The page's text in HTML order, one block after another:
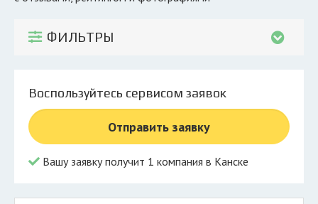
Экоблог
© 2026 Все права защищены
ФИЛЬТРЫ
Воспользуйтесь сервисом заявок
Отправить заявку
Вашу заявку получит 1 компания в Канске